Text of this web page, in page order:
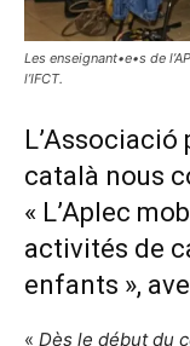
Les enseignant•e•s de
l’IFCT.
L’Associació
català nous
« L’Aplec
activités de
enfants »,
« Dès le début du